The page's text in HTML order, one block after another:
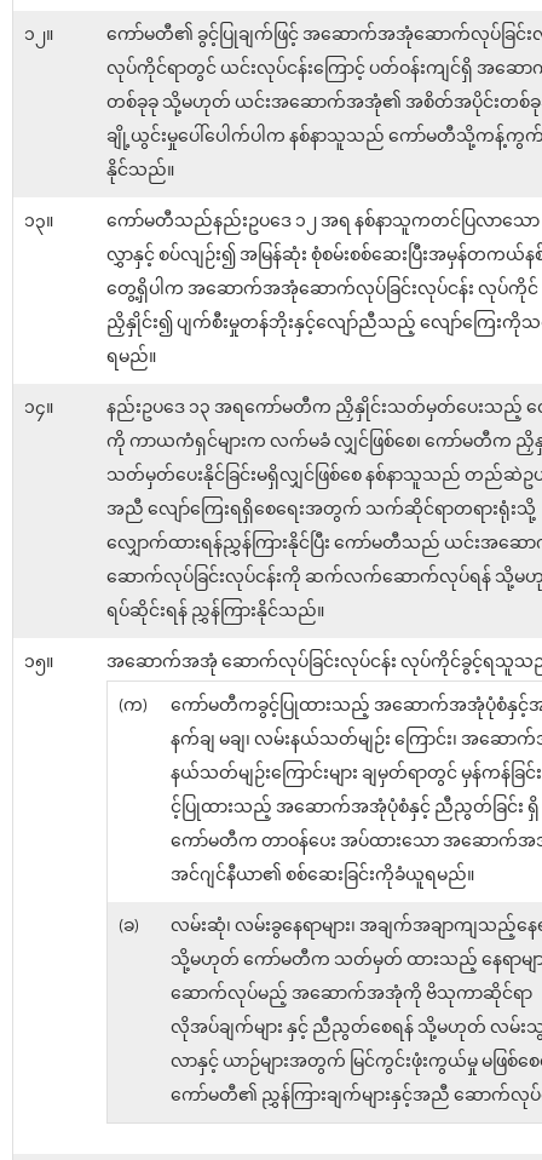
၁၂။
ကော်မတီ၏ ခွင့်ပြုချက်ဖြင့် အဆောက်အအုံဆောက်လုပ်ခြင်း
လုပ်ကိုင်ရာတွင် ယင်းလုပ်ငန်းကြောင့် ပတ်ဝန်းကျင်ရှိ အဆေ
တစ်ခုခု သို့မဟုတ် ယင်းအဆောက်အအုံ၏ အစိတ်အပိုင်းတစ်ခုခု
ချို့ယွင်းမှုပေါ်ပေါက်ပါက နစ်နာသူသည် ကော်မတီသို့ကန့်ကွ
နိုင်သည်။
၁၃။
ကော်မတီသည်နည်းဥပဒေ ၁၂ အရ နစ်နာသူကတင်ပြလာသ
လွှာနှင့် စပ်လျဉ်း၍ အမြန်ဆုံး စုံစမ်းစစ်ဆေးပြီးအမှန်တကယ်နစ်
တွေ့ရှိပါက အဆောက်အအုံဆောက်လုပ်ခြင်းလုပ်ငန်း လုပ်ကိုင်
ညှိနှိုင်း၍ ပျက်စီးမှုတန်ဘိုးနှင့်လျော်ညီသည့် လျော်ကြေးကို
ရမည်။
၁၄။
နည်းဥပဒေ ၁၃ အရကော်မတီက ညှိနှိုင်းသတ်မှတ်ပေးသည့် လျ
ကို ကာယကံရှင်များက လက်မခံ လျှင်ဖြစ်စေ၊ ကော်မတီက ညှိ
သတ်မှတ်ပေးနိုင်ခြင်းမရှိလျှင်ဖြစ်စေ နစ်နာသူသည် တည်ဆဲဥပ​ဒ
အညီ လျော်ကြေးရရှိစေရေးအတွက် သက်ဆိုင်ရာတရားရုံးသို့
လျှောက်ထားရန်ညွှန်ကြားနိုင်ပြီး ကော်မတီသည် ယင်းအဆ
ဆောက်လုပ်ခြင်းလုပ်ငန်းကို ဆက်လက်ဆောက်လုပ်ရန် သို့မ
ရပ်ဆိုင်းရန် ညွှန်ကြားနိုင်သည်။
၁၅။ အဆောက်အအုံ ဆောက်လုပ်ခြင်းလုပ်ငန်း လုပ်ကိုင်ခွင့်ရသူသ
(က)
ကော်မတီကခွင့်ပြုထားသည့် အဆောက်အအုံပုံစံနှင့်
နက်ချ မချ၊ လမ်းနယ်သတ်မျဉ်း ကြောင်း၊ အဆော
နယ်သတ်မျဉ်းကြောင်းများ ချမှတ်ရာတွင် မှန်ကန်ခြင်း
င့်ပြုထားသည့် အဆောက်အအုံပုံစံနှင့် ညီညွတ်ခြင်း
ကော်မတီက တာဝန်ပေး အပ်ထားသော အဆောက်
အင်ဂျင်နီယာ၏ စစ်ဆေးခြင်းကိုခံယူရမည်။
(ခ)
လမ်းဆုံ၊ လမ်းခွနေရာများ၊ အချက်အချာကျသည့်နေရ
သို့မဟုတ် ကော်မတီက သတ်မှတ် ထားသည့် နေရာမျ
ဆောက်လုပ်မည့် အဆောက်အအုံကို ဗိသုကာဆိုင်ရာ
လိုအပ်ချက်များ နှင့် ညီညွတ်စေရန် သို့မဟုတ် လမ်းသွ
လာနှင့် ယာဉ်များအတွက် မြင်ကွင်းဖုံးကွယ်မှု မဖြစ်စေ
ကော်မတီ၏ ညွှန်ကြားချက်များနှင့်အညီ ဆောက်လု